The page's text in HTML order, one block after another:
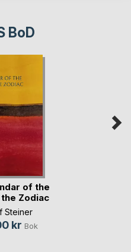
BoD
of the
Zodiac
Steiner
kr Bok